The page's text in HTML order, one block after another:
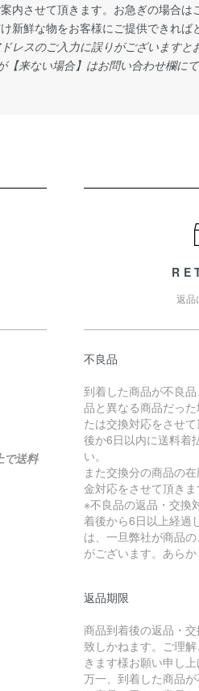
内させて頂きます。お急ぎの場合は
新鮮な物をお客様にご提供できれば
レスのご入力に誤りがございますと
来ない場合】はお問い合わせ欄に
で送料
返品
不良品
到着した商品が不良
品と異なる商品だっ
たは交換対応をさせ
後か6日以内に送料着
い。
また交換分の商品の
金対応をさせて頂きま
※不良品の返品・交換
着後から6日以上経過
は、一旦弊社が商品
がございます。あらか
返品期限
商品到着後の返品・
致しかねます。ご理
きます様お願い申し上
万一、到着した商品